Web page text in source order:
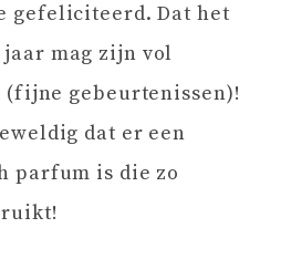
gefeliciteerd. Dat het
mag zijn vol
(fijne gebeurtenissen)!
dat er een
parfum is die zo